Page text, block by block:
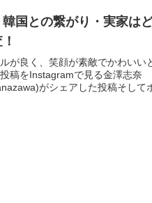
国との繋がり・実家は
が良く、笑顔が素敵でかわいい
稿をInstagramで見る金澤志奈
がシェアした投稿そして